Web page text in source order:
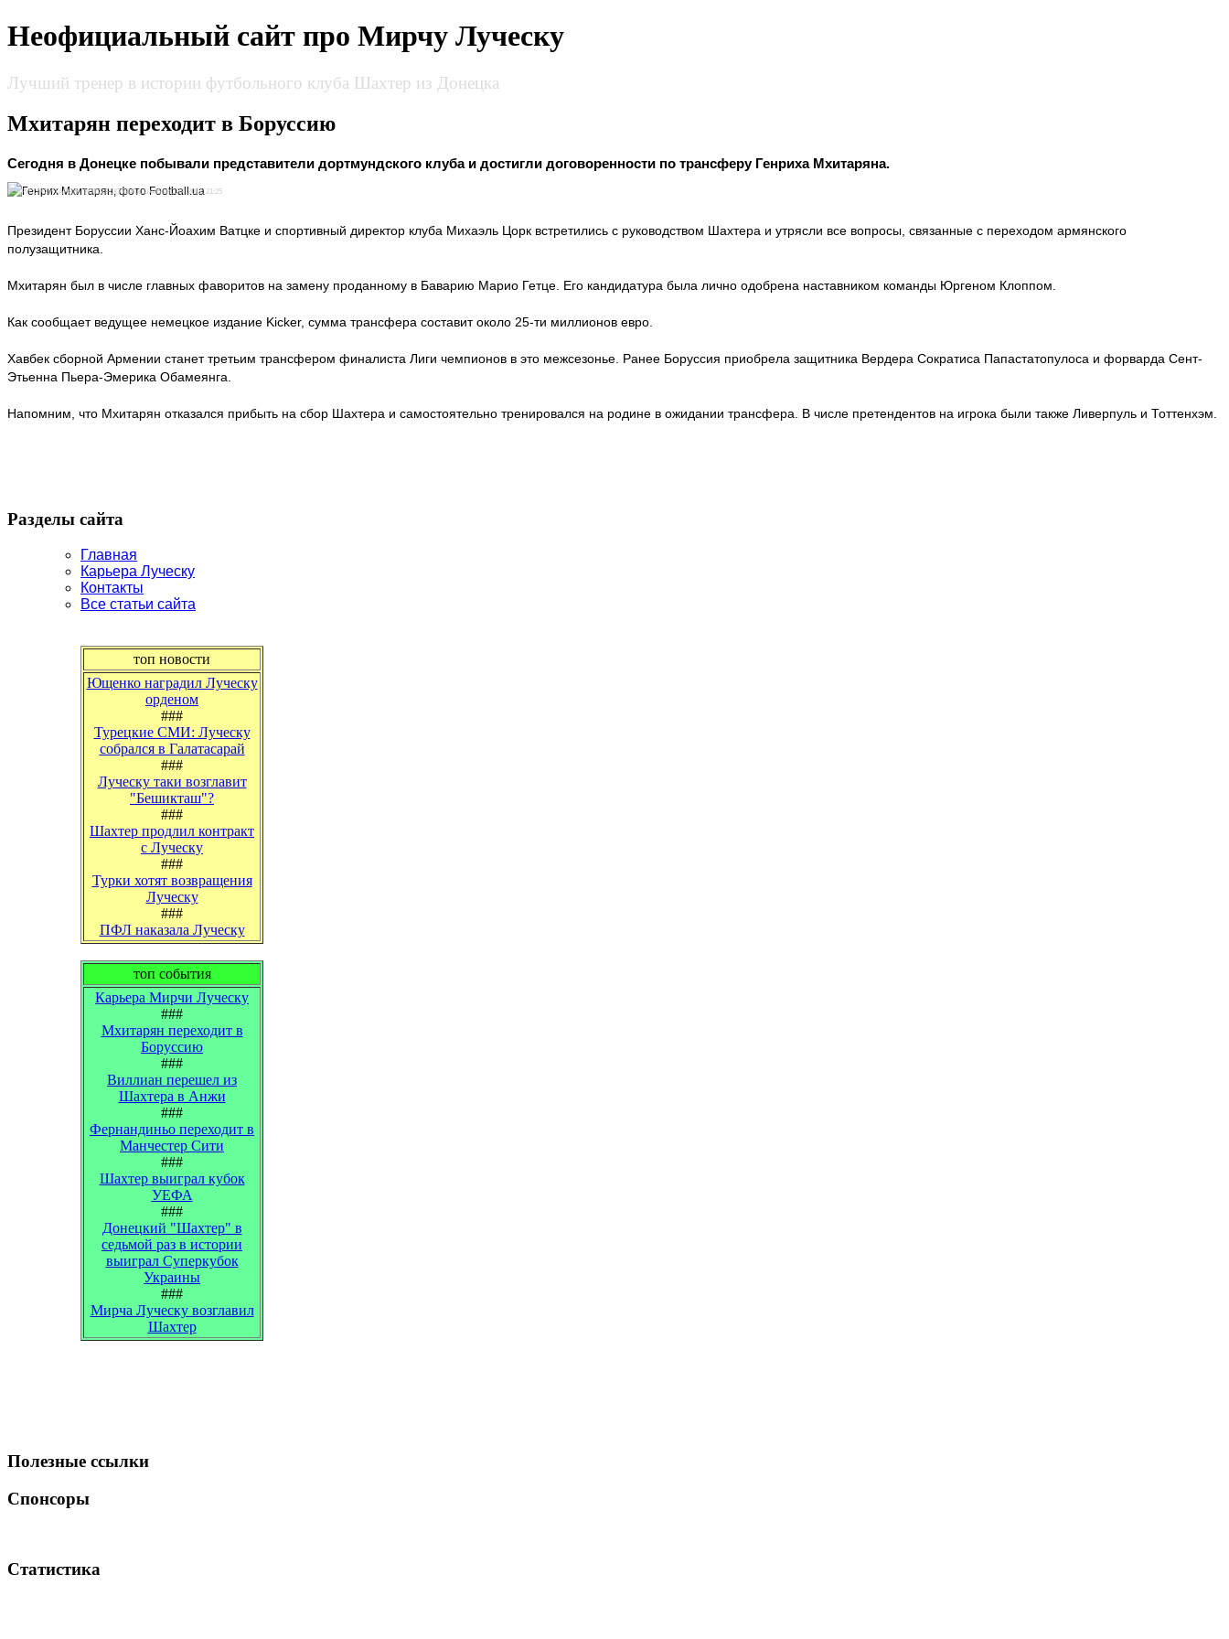
Неофициальный сайт про Мирчу Луческу
Лучший тренер в истории футбольного клуба Шахтер из Донецка
Мхитарян переходит в Боруссию
Сегодня в Донецке побывали представители дортмундского клуба и достигли договоренности по трансферу Генриха Мхитаряна.
ГЕНРИХ МХИТАРЯН, ФОТО FOOTBALL.UA05 ИЮЛЯ 2013, 21:25
Президент Боруссии Ханс-Йоахим Ватцке и спортивный директор клуба Михаэль Цорк встретились с руководством Шахтера и утрясли все вопросы, связанные с переходом армянского
полузащитника.
Мхитарян был в числе главных фаворитов на замену проданному в Баварию Марио Гетце. Его кандидатура была лично одобрена наставником команды Юргеном Клоппом.
Как сообщает ведущее немецкое издание Kicker, сумма трансфера составит около 25-ти миллионов евро.
Хавбек сборной Армении станет третьим трансфером финалиста Лиги чемпионов в это межсезонье. Ранее Боруссия приобрела защитника Вердера Сократиса Папастатопулоса и форварда Сент-
Этьенна Пьера-Эмерика Обамеянга.
Напомним, что Мхитарян отказался прибыть на сбор Шахтера и самостоятельно тренировался на родине в ожидании трансфера. В числе претендентов на игрока были также Ливерпуль и Тоттенхэм.
Разделы сайта
Главная
Карьера Луческу
Контакты
Все статьи сайта
топ новости
Ющенко наградил Луческу
орденом
###
Турецкие СМИ: Луческу
собрался в Галатасарай
###
Луческу таки возглавит
"Бешикташ"?
###
Шахтер продлил контракт
с Луческу
###
Турки хотят возвращения
Луческу
###
ПФЛ наказала Луческу
топ события
Карьера Мирчи Луческу
###
Мхитарян переходит в
Боруссию
###
Виллиан перешел из
Шахтера в Анжи
###
Фернандиньо переходит в
Манчестер Сити
###
Шахтер выиграл кубок
УЕФА
###
Донецкий "Шахтер" в
седьмой раз в истории
выиграл Суперкубок
Украины
###
Мирча Луческу возглавил
Шахтер
Полезные ссылки
Спонсоры
Статистика